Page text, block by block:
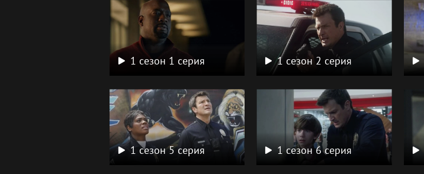
1 сезон 1 серия 1 сезон 2 серия
1 сезон 5 серия 1 сезон 6 серия